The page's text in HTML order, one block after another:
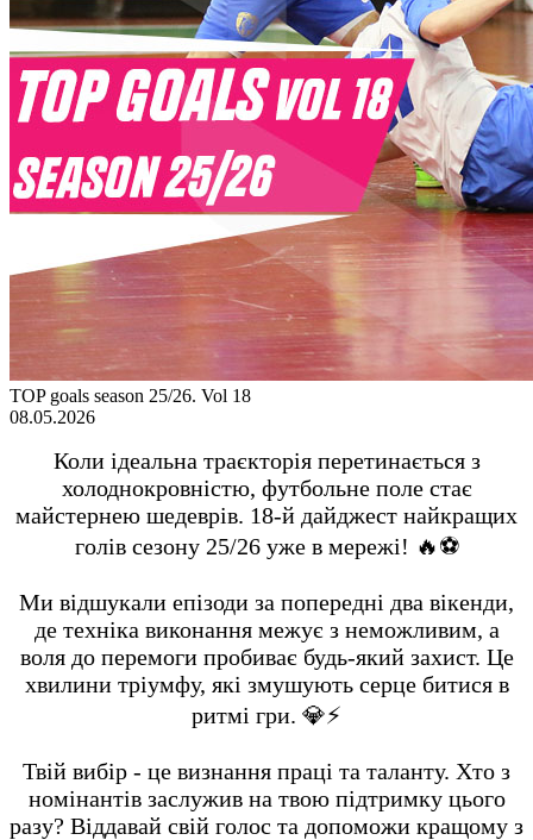
TOP goals season 25/26. Vol 18
08.05.2026
Коли ідеальна траєкторія перетинається з
холоднокровністю, футбольне поле стає
майстернею шедеврів. 18-й дайджест найкращих
голів сезону 25/26 уже в мережі! 🔥⚽️
Ми відшукали епізоди за попередні два вікенди,
де техніка виконання межує з неможливим, а
воля до перемоги пробиває будь-який захист. Це
хвилини тріумфу, які змушують серце битися в
ритмі гри. 💎⚡️
Твій вибір - це визнання праці та таланту. Хто з
номінантів заслужив на твою підтримку цього
разу? Віддавай свій голос та допоможи кращому з